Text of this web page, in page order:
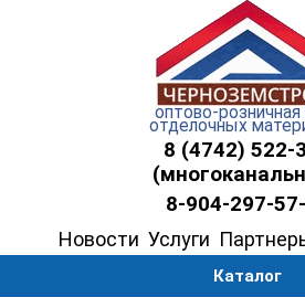
оптово-розничная
отделочных
8 (4742) 522-
8-904-297-
Новости Услуги
Каталог